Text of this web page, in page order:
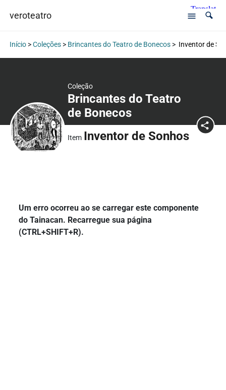
veroteatro
Início>Coleções> Brincantes do Teatro de Bonecos> Inventor de
Coleção
Brincantes do Teatro
de Bonecos
Item Inventor de Sonhos
Um erro ocorreu ao se carregar este componente
do Tainacan. Recarregue sua página
(CTRL+SHIFT+R).